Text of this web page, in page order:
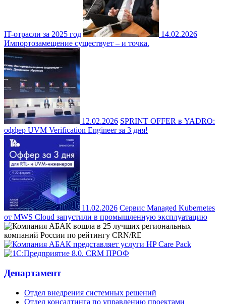
IT-отрасли за 2025 год
14.02.2026
Импортозамещение существует – и точка.
12.02.2026 SPRINT OFFER в YADRO:
оффер UVM Verification Engineer за 3 дня!
11.02.2026 Сервис Managed Kubernetes
от MWS Cloud запустили в промышленную эксплуатацию
Департамент
Отдел внедрения системных решений
Отдел консалтинга по управлению проектами